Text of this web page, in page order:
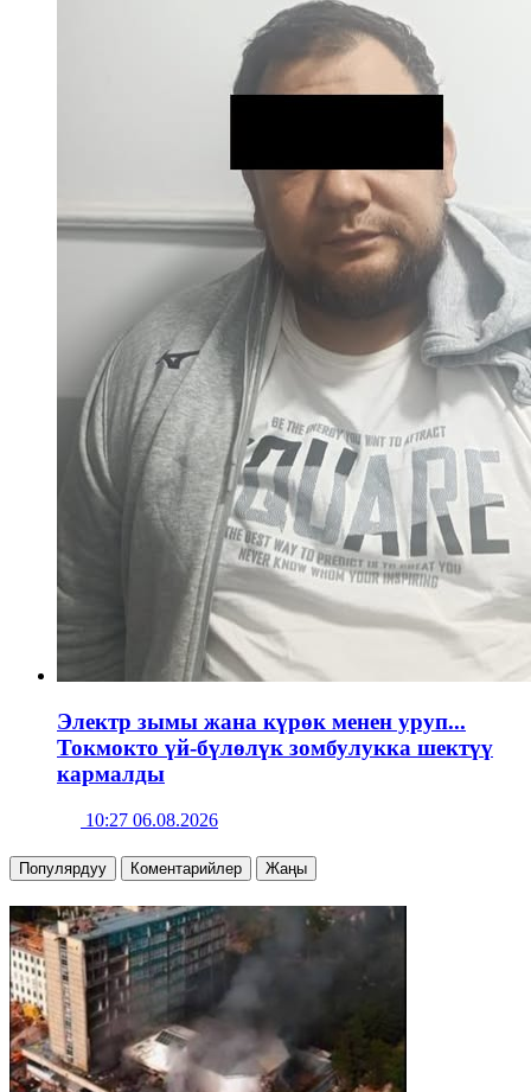
Электр зымы жана күрөк менен уруп...
Токмокто үй-бүлөлүк зомбулукка шектүү
кармалды
10:27 06.08.2026
Популярдуу Коментарийлер Жаңы